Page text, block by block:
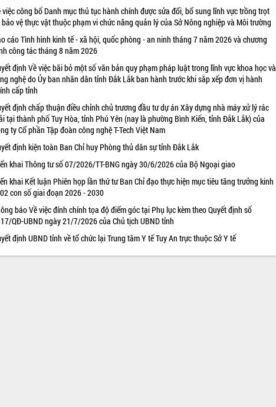
việc công bố Danh mục thủ tục hành chính được sửa đổi, bổ sung lĩnh vực trồng trọt
bảo vệ thực vật thuộc phạm vi chức năng quản lý của Sở Nông nghiệp và Môi trường
cáo Tình hình kinh tế - xã hội, quốc phòng - an ninh tháng 7 năm 2026 và chương
công tác tháng 8 năm 2026
định Về việc bãi bỏ một số văn bản quy phạm pháp luật trong lĩnh vực khoa học và
nghệ do Ủy ban nhân dân tỉnh Đắk Lắk ban hành trước khi sắp xếp đơn vị hành
cấp tỉnh
định chấp thuận điều chỉnh chủ trương đầu tư dự án Xây dựng nhà máy xử lý rác
tại thành phố Tuy Hòa, tỉnh Phú Yên (nay là phường Bình Kiến, tỉnh Đắk Lắk) của
ty Cổ phần Tập đoàn công nghệ T-Tech Việt Nam
định kiện toàn Ban Chỉ huy Phòng thủ dân sự tỉnh Đắk Lắk
khai Thông tư số 07/2026/TT-BNG ngày 30/6/2026 của Bộ Ngoại giao
khai Kết luận Phiên họp lần thứ tư Ban Chỉ đạo thực hiện mục tiêu tăng trưởng kinh
con số giai đoạn 2026 - 2030
báo Về việc đính chính tọa độ điểm góc tại Phụ lục kèm theo Quyết định số
QĐ-UBND ngày 21/7/2026 của Chủ tịch UBND tỉnh
định UBND tỉnh về tổ chức lại Trung tâm Y tế Tuy An trực thuộc Sở Y tế